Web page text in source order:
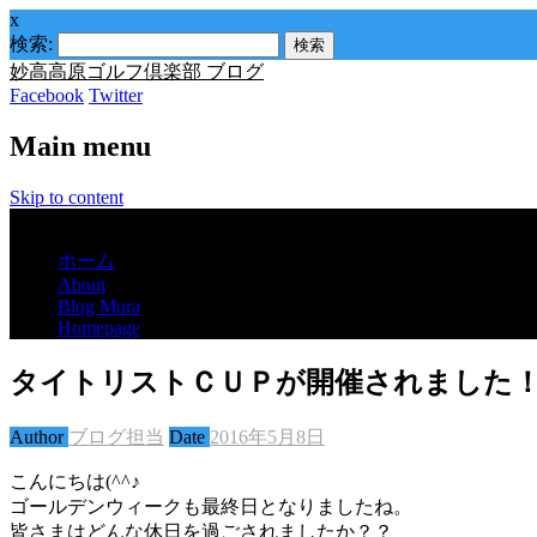
x
検索:
妙高高原ゴルフ倶楽部 ブログ
Facebook Twitter
Main menu
Skip to content
ホーム
About
Blog Mura
Homepage
タイトリストＣＵＰが開催されました
Author ブログ担当 Date 2016年5月8日
こんにちは(^^♪
ゴールデンウィークも最終日となりましたね。
皆さまはどんな休日を過ごされましたか？？